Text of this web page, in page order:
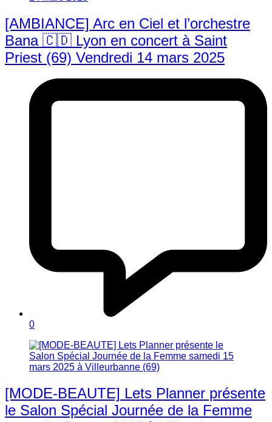
[AMBIANCE] Arc en Ciel et l’orchestre
Bana 🇨🇩 Lyon en concert à Saint
Priest (69) Vendredi 14 mars 2025
0
[MODE-BEAUTE] Lets Planner présente
le Salon Spécial Journée de la Femme